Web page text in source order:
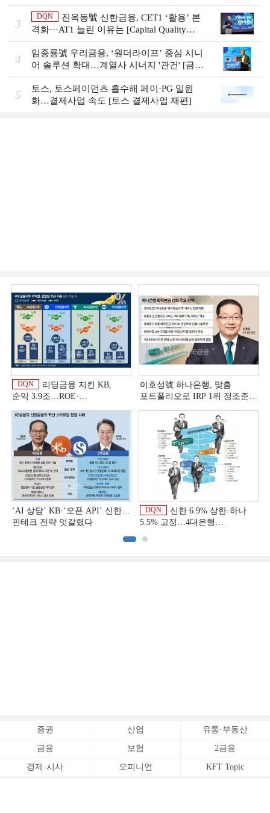
비즈니스 돋보기]
3
DQN
진옥동號 신한금융, CET1 ‘활용’ 본
격화···AT1 늘린 이유는 [Capital Quality
Review]
4
임종룡號 우리금융, ‘원더라이프’ 중심 시니
어 솔루션 확대…계열사 시너지 '관건' [금융
시니어 비즈니스 돋보기]
5
토스, 토스페이먼츠 흡수해 페이·PG 일원
화…결제사업 속도 [토스 결제사업 재편]
DQN
리딩금융 지킨 KB,
순익 3.9조…ROE·
상반기 금융 리그테이블]
이호성號 하나은행, 맞춤
포트폴리오로 IRP 1위 정조준
‘AI 상담’ KB·‘오픈 API’ 신한…
핀테크 전략 엇갈렸다
DQN
신한 6.9% 상한·하나
5.5% 고정…4대은행
증권 산업 유통·부동산
금융 보험 2금융
경제·시사 오피니언 KFT Topic